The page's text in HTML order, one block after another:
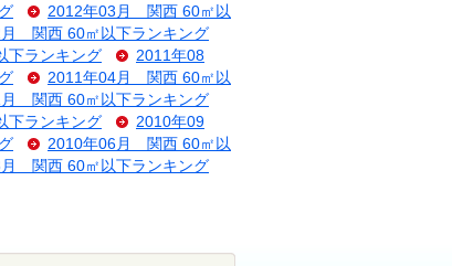
2012年03月 関西 60㎡以
関西 60㎡以下ランキング
ランキング
2011年08
2011年04月 関西 60㎡以
関西 60㎡以下ランキング
ランキング
2010年09
2010年06月 関西 60㎡以
関西 60㎡以下ランキング